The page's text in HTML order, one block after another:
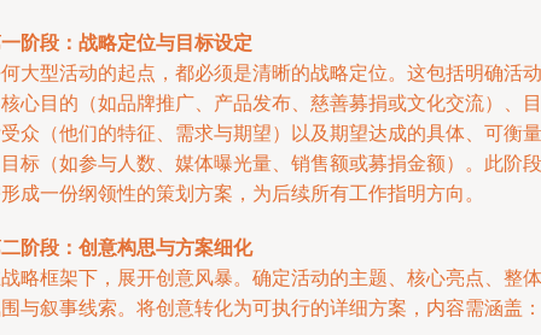
阶段：战略定位与目标设定
大型活动的起点，都必须是清晰的战略定位。这包括明确活动
心目的（如品牌推广、产品发布、慈善募捐或文化交流）、目
众（他们的特征、需求与期望）以及期望达成的具体、可衡量
标（如参与人数、媒体曝光量、销售额或募捐金额）。此阶段
成一份纲领性的策划方案，为后续所有工作指明方向。
阶段：创意构思与方案细化
略框架下，展开创意风暴。确定活动的主题、核心亮点、整体
与叙事线索。将创意转化为可执行的详细方案，内容需涵盖：